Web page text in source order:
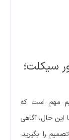
سیکلت؛
مهم است که
این حال، آگاهی
را بگیرید.